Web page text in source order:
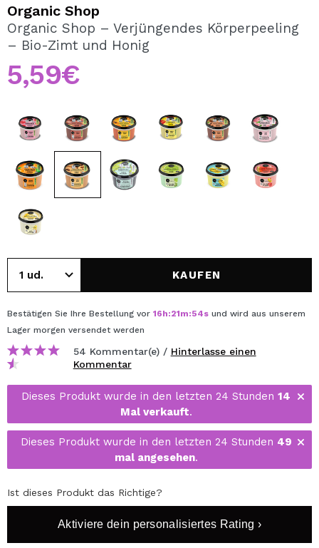
REGISTRIEREN
Durch die Erstellung eines Kontos bei Maquillalia.de
können Sie Ihre Einkäufe schnell tätigen, den Status Ihrer
Bestellungen überprüfen und Ihre bisherigen Vorgänge
einsehen.
BENUTZERKONTO ERSTELLEN
Organic Shop
Organic Shop – Verjüngendes Körperpeeling
– Bio-Zimt und Honig
5,59€
KAUFEN
Bestätigen Sie Ihre Bestellung vor 16h:21m:54s und wird aus unserem
Lager morgen versendet werden
54 Kommentar(e) / Hinterlasse einen
Kommentar
Dieses Produkt wurde in den letzten 24 Stunden 14
Mal verkauft.
Dieses Produkt wurde in den letzten 24 Stunden 49
mal angesehen.
Ist dieses Produkt das Richtige?
Aktiviere dein personalisiertes Rating ›